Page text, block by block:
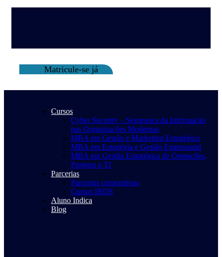
Matricule-se já
Cursos
Cyber Security – Segurança da Informação
nas Organizações Modernas
MBA em Gestão e Marketing Estratégico
MBA em Estratégia e Gestão Empresarial
MBA em Gestão Estratégica de Operações,
Projetos e TI
Parcerias
Parcerias corporativas
Cursos IBDS
Aluno Indica
Blog